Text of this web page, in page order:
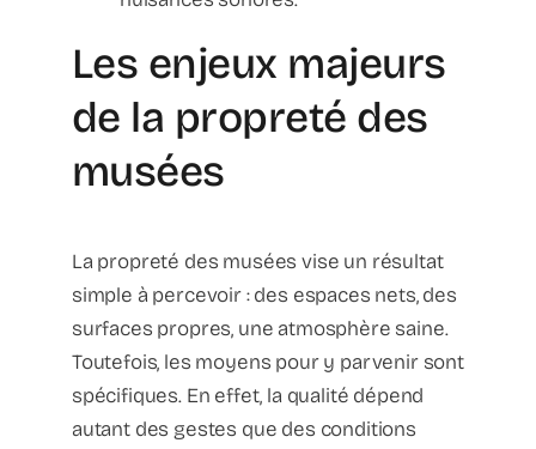
Les enjeux majeurs
de la propreté des
musées
La propreté des musées vise un résultat
simple à percevoir : des espaces nets, des
surfaces propres, une atmosphère saine.
Toutefois, les moyens pour y parvenir sont
spécifiques. En effet, la qualité dépend
autant des gestes que des conditions